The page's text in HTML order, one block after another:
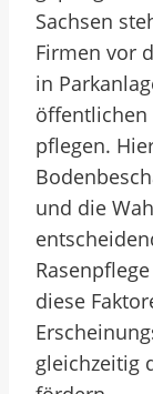
Sachsen
Firmen vor
in
öffentlichen
pflegen.
und die
diese
gleichzeitig